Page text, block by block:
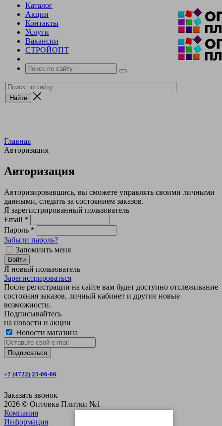
Каталог
Акции
Контакты
Услуги
Вакансии
СТРОЙОПТ
Главная
Авторизация
Авторизация
Авторизировавшись, вы сможете управлять своими личными
данными, следить за состоянием заказов.
Я зарегистрированный пользователь
Email *
Пароль *
Забыли пароль?
Запомнить меня
Войти
Я новый пользователь
Зарегистрироваться
После регистрации на сайте вам будет доступно отслеживание
состояния заказов, личный кабинет и другие новые
возможности.
Подписывайтесь
на новости и акции
Новости магазина
+7 (4722) 25-06-06
Заказать звонок
2026 © Оптовка Плитки №1
Компания
Информация